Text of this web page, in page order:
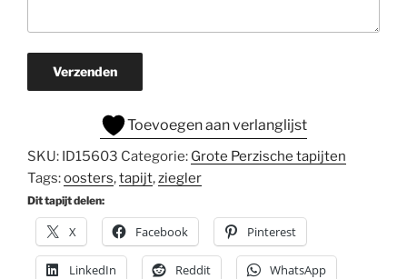
Verzenden
Toevoegen aan verlanglijst
SKU: ID15603 Categorie: Grote Perzische tapijten
Tags:oosters,tapijt,ziegler
Dit tapijt delen:
X Facebook Pinterest
LinkedIn Reddit WhatsApp